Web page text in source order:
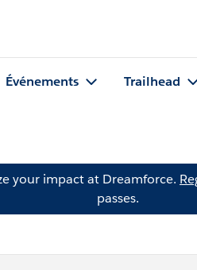
Événements Trailhead
your impact at Dreamforce.
passes.